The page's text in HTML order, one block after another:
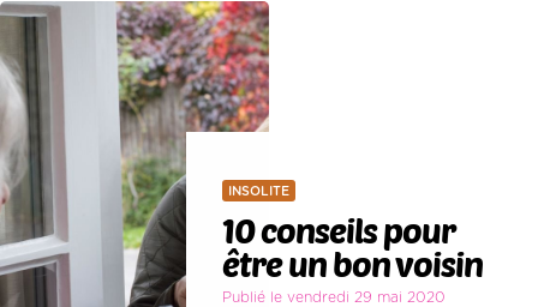
INSOLITE
10 conseils pour
être un bon voisin
Publié le vendredi 29 mai 2020